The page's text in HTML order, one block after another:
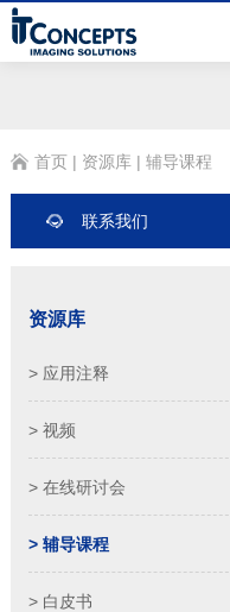
首页| 资源库| 辅导课程
联系我们
资源库
> 应用注释
> 视频
> 在线研讨会
> 辅导课程
> 白皮书